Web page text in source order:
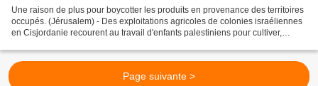
Une raison de plus pour boycotter les produits en provenance des territoires
occupés. (Jérusalem) - Des exploitations agricoles de colonies israéliennes
en Cisjordanie recourent au travail d'enfants palestiniens pour cultiver,
Page suivante >